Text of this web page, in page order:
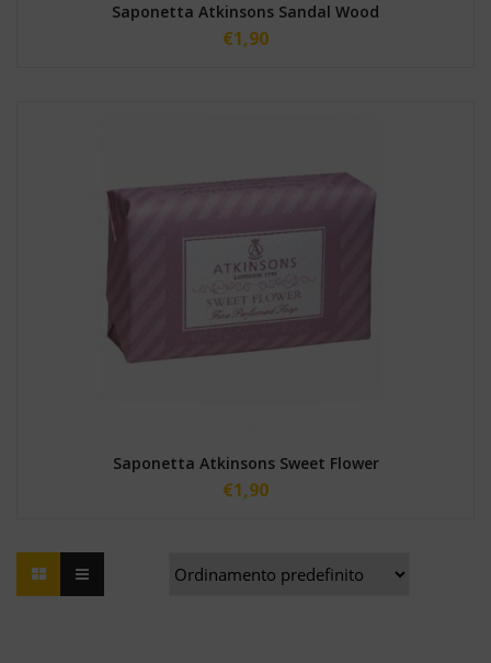
Saponetta Atkinsons Sandal Wood
€1,90
Saponetta Atkinsons Sweet Flower
€1,90